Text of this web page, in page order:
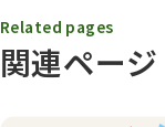
植物園
関連ページ
Related pages